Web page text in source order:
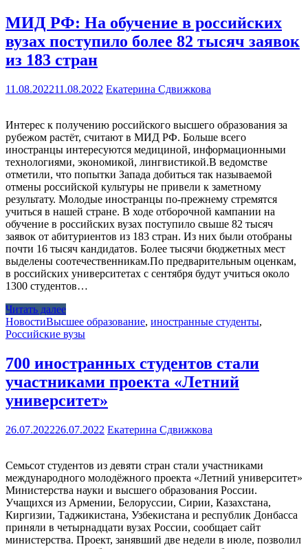
МИД РФ: На обучение в российских
вузах поступило более 82 тысяч заявок
из 183 стран
11.08.202211.08.2022 Екатерина Сдвижкова
Интерес к получению российского высшего образования за
рубежом растёт, считают в МИД РФ. Больше всего
иностранцы интересуются медициной, информационными
технологиями, экономикой, лингвистикой.В ведомстве
отметили, что попытки Запада добиться так называемой
отмены российской культуры не привели к заметному
результату. Молодые иностранцы по-прежнему стремятся
учиться в нашей стране. В ходе отборочной кампании на
обучение в российских вузах поступило свыше 82 тысяч
заявок от абитуриентов из 183 стран. Из них были отобраны
почти 16 тысяч кандидатов. Более тысячи бюджетных мест
выделены соотечественникам.По предварительным оценкам,
в российских университетах с сентября будут учиться около
1300 студентов…
Читать далее
НовостиВысшее образование, иностранные студенты,
Российские вузы
700 иностранных студентов стали
участниками проекта «Летний
университет»
26.07.202226.07.2022 Екатерина Сдвижкова
Семьсот студентов из девяти стран стали участниками
международного молодёжного проекта «Летний университет»
Министерства науки и высшего образования России.
Учащихся из Армении, Белоруссии, Сирии, Казахстана,
Киргизии, Таджикистана, Узбекистана и республик Донбасса
приняли в четырнадцати вузах России, сообщает сайт
министерства. Проект, занявший две недели в июле, позволил